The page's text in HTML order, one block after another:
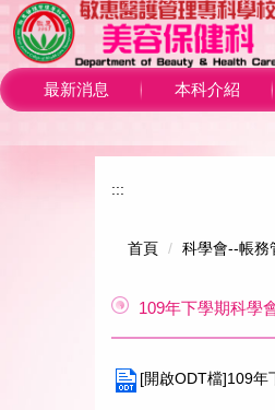
跳
到
主
內
最新消息 本科介紹
:::
首頁 科學會--帳務
109年下學期科學
[開啟ODT檔]109年